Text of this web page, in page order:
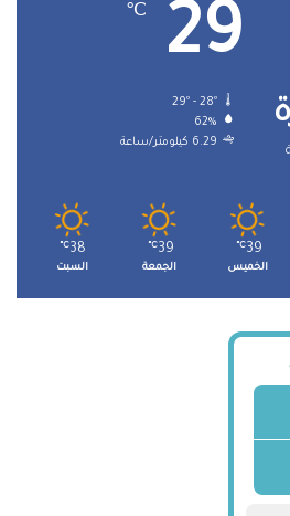
29
℃
29º - 28º
62%
6.29 كيلومتر/ساعة
39
℃
الخميس
39
℃
الجمعة
38
℃
السبت